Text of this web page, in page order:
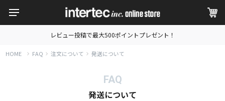
レビュー投稿で最大500ポイントプレゼント！
HOME FAQ 注文について 発送について
FAQ
発送について